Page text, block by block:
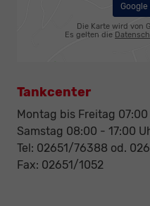
Die Karte wird von
Es gelten die
Tankcenter
Montag bis Freitag
Samstag 08:00 - 17:00
Tel: 02651/76388 od.
Fax: 02651/1052